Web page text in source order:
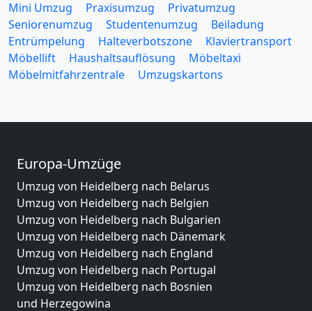
Mini Umzug
Praxisumzug
Privatumzug
Seniorenumzug
Studentenumzug
Beiladung
Entrümpelung
Halteverbotszone
Klaviertransport
Möbellift
Haushaltsauflösung
Möbeltaxi
Möbelmitfahrzentrale
Umzugskartons
Europa-Umzüge
Umzug von Heidelberg nach Belarus
Umzug von Heidelberg nach Belgien
Umzug von Heidelberg nach Bulgarien
Umzug von Heidelberg nach Dänemark
Umzug von Heidelberg nach England
Umzug von Heidelberg nach Portugal
Umzug von Heidelberg nach Bosnien
und Herzegowina